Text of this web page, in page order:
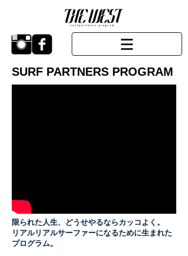
SURF PARTNERS PROGRAM
限られた人生、どうせやるならカッコよく。
リアルリアルサーファーになるために生まれた
プログラム。